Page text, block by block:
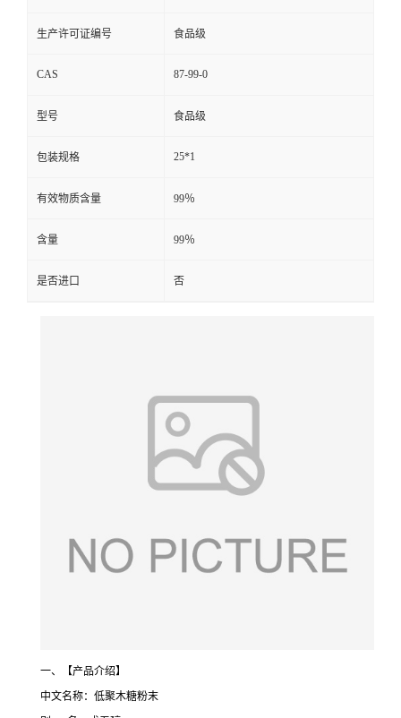
生产许可证编号 食品级
CAS 87-99-0
型号 食品级
包装规格 25*1
有效物质含量 99％
含量 99％
是否进口 否
一、【产品介绍】
中文名称：低聚木糖粉末